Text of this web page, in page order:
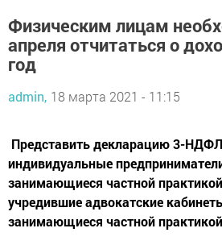
Физическим лицам
апреля отчитаться о
год
admin, 18 марта 2021 - 11:15
Представить декларацию 3-
индивидуальные
занимающиеся частной
учредившие адвокатские
занимающиеся частной